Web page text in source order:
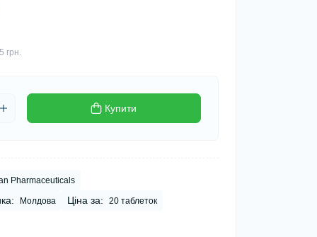
грн.
Купити
Pharmaceuticals
Молдова Ціна за: 20 таблеток